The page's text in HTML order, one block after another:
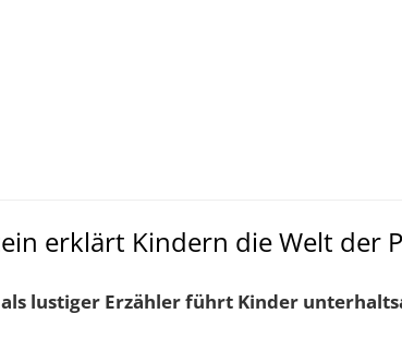
erklärt Kindern die Welt der
lustiger Erzähler führt Kinder